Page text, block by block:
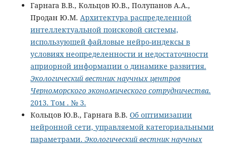
Гарнага В.В., Кольцов Ю.В., Полупанов А.А.,
Продан Ю.М. Архитектура распределенной
интеллектуальной поисковой системы,
использующей файловые нейро-индексы в
условиях неопределенности и недостаточности
априорной информации о динамике развития.
Экологический вестник научных центров
Черноморского экономического сотрудничества.
2013. Том . № 3.
Кольцов Ю.В., Гарнага В.В. Об оптимизации
нейронной сети, управляемой категориальными
параметрами. Экологический вестник научных